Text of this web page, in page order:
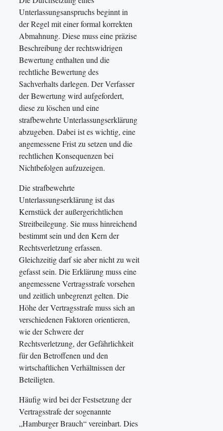
Unterlassungsanspruchs beginnt in
der Regel mit einer formal korrekten
Abmahnung. Diese muss eine präzise
Beschreibung der rechtswidrigen
Bewertung enthalten und die
rechtliche Bewertung des
Sachverhalts darlegen. Der Verfasser
der Bewertung wird aufgefordert,
diese zu löschen und eine
strafbewehrte Unterlassungserklärung
abzugeben. Dabei ist es wichtig, eine
angemessene Frist zu setzen und die
rechtlichen Konsequenzen bei
Nichtbefolgen aufzuzeigen.
Die strafbewehrte
Unterlassungserklärung ist das
Kernstück der außergerichtlichen
Streitbeilegung. Sie muss hinreichend
bestimmt sein und den Kern der
Rechtsverletzung erfassen.
Gleichzeitig darf sie aber nicht zu weit
gefasst sein. Die Erklärung muss eine
angemessene Vertragsstrafe vorsehen
und zeitlich unbegrenzt gelten. Die
Höhe der Vertragsstrafe muss sich an
verschiedenen Faktoren orientieren,
wie der Schwere der
Rechtsverletzung, der Gefährlichkeit
für den Betroffenen und den
wirtschaftlichen Verhältnissen der
Beteiligten.
Häufig wird bei der Festsetzung der
Vertragsstrafe der sogenannte
„Hamburger Brauch“ vereinbart. Dies